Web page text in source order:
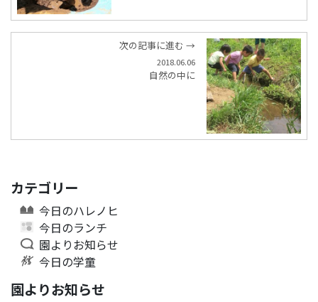
次の記事に進む →
2018.06.06
自然の中に
カテゴリー
今日のハレノヒ
今日のランチ
園よりお知らせ
今日の学童
園よりお知らせ